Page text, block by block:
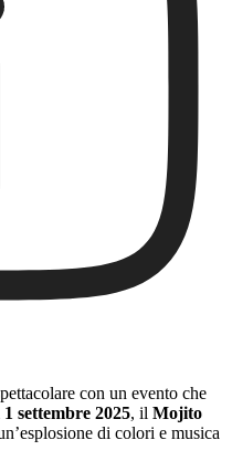
con un evento che
1 settembre 2025, il Mojito
di colori e musica